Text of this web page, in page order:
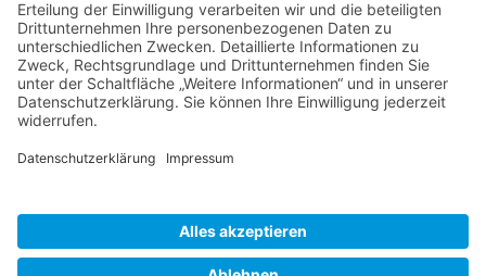
Sonstige
Kontakt
Facebook
Anfahrt & Lageplan